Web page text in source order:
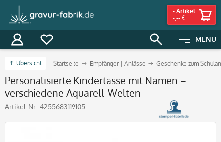
MENÜ
- Artikel
-,-- €
Übersicht Startseite Empfänger | Anlässe Geschenke zum
Personalisierte Kindertasse mit Namen –
verschiedene Aquarell-Welten
Artikel-Nr.: 4255683119105